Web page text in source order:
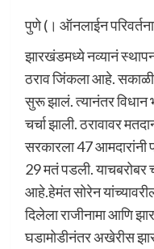
पुणे (। ऑनलाईन
झारखंडमध्ये नव्यानं
ठराव जिंकला आहे.
सुरू झालं. त्यानंतर विधान
चर्चा झाली. ठरावावर
सरकारला 47 आमदारांनी
29 मतं पडली. याचबरोबर
आहे.हेमंत सोरेन
दिलेला राजीनामा आणि
घडामोडीनंतर अखेरीस